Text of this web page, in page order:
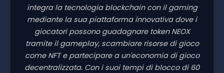
integra la tecnologia blockchain con il gaming
mediante la sua piattaforma innovativa dove i
giocatori possono guadagnare token NEOX
tramite il gameplay, scambiare risorse di gioco
come NFT e partecipare a un'economia di gioco
decentralizzata. Con i suoi tempi di blocco di 60